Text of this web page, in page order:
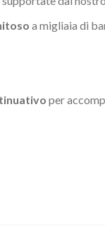
a migliaia di
per